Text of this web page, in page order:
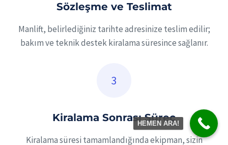
Sözleşme ve Teslimat
Manlift, belirlediğiniz tarihte adresinize teslim edilir;
bakım ve teknik destek kiralama süresince sağlanır.
Kiralama Sonrası Süreç
Kiralama süresi tamamlandığında ekipman, sizin
HEMEN ARA!